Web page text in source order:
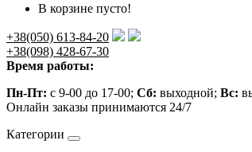
В корзине пусто!
+38(050) 613-84-20
+38(098) 428-67-30
Время работы:
Пн-Пт: с 9-00 до 17-00; Сб: выходной; Вс:
Онлайн заказы принимаются 24/7
Категории